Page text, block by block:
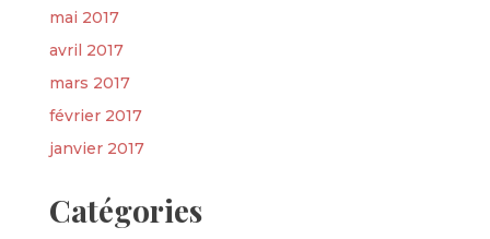
mai 2017
avril 2017
mars 2017
février 2017
janvier 2017
Catégories